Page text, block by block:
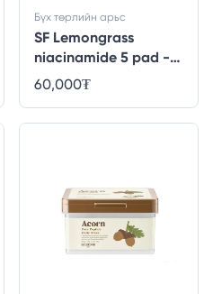
SF Lemongrass
niacinamide 5 pad -
60ширхэг
Бүх төрлийн арьс
60,000₮